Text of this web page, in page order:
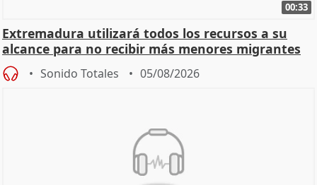
00:33
Extremadura utilizará todos los recursos a su
alcance para no recibir más menores migrantes
Sonido Totales 05/08/2026